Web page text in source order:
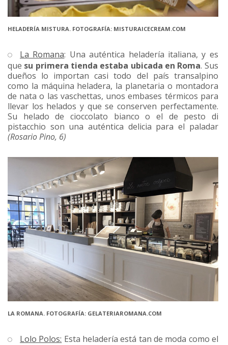
HELADERÍA MISTURA. FOTOGRAFÍA: MISTURAICECREAM.COM
La Romana: Una auténtica heladería italiana, y es
que su primera tienda estaba ubicada en Roma. Sus
dueños lo importan casi todo del país transalpino
como la máquina heladera, la planetaria o montadora
de nata o las vaschettas, unos embases térmicos para
llevar los helados y que se conserven perfectamente.
Su helado de cioccolato bianco o el de pesto di
pistacchio son una auténtica delicia para el paladar
(Rosario Pino, 6)
LA ROMANA. FOTOGRAFÍA: GELATERIAROMANA.COM
Lolo Polos: Esta heladería está tan de moda como el